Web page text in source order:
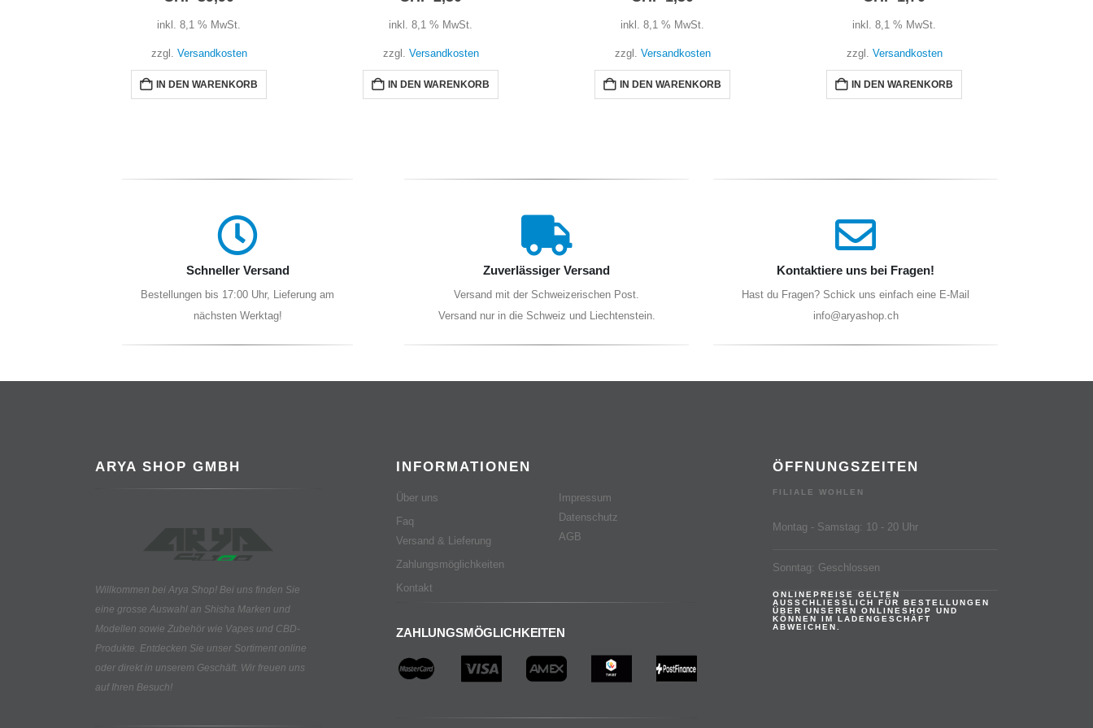
inkl. 8,1 % MwSt.
zzgl. Versandkosten
IN DEN WARENKORB
inkl. 8,1 % MwSt.
zzgl. Versandkosten
IN DEN WARENKORB
inkl. 8,1 % MwSt.
zzgl. Versandkosten
IN DEN WARENKORB
inkl. 8,1 % MwSt.
zzgl. Versandkosten
IN DEN WARENKORB
Schneller Versand
Bestellungen bis 17:00 Uhr, Lieferung am
nächsten Werktag!
Zuverlässiger Versand
Versand mit der Schweizerischen Post.
Versand nur in die Schweiz und Liechtenstein.
Kontaktiere uns bei Fragen!
Hast du Fragen? Schick uns einfach eine E-Mail
info@aryashop.ch
ARYA SHOP GMBH
Willkommen bei Arya Shop! Bei uns finden Sie
eine grosse Auswahl an Shisha Marken und
Modellen sowie Zubehör wie Vapes und CBD-
Produkte. Entdecken Sie unser Sortiment online
oder direkt in unserem Geschäft. Wir freuen uns
auf Ihren Besuch!
INFORMATIONEN
Über uns
Faq
Versand & Lieferung
Zahlungsmöglichkeiten
Kontakt
Impressum
Datenschutz
AGB
ZAHLUNGSMÖGLICHKEITEN
ÖFFNUNGSZEITEN
FILIALE WOHLEN
Montag - Samstag: 10 - 20 Uhr
Sonntag: Geschlossen
ONLINEPREISE GELTEN
AUSSCHLIESSLICH FÜR BESTELLUNGEN
ÜBER UNSEREN ONLINESHOP UND
KÖNNEN IM LADENGESCHÄFT
ABWEICHEN.